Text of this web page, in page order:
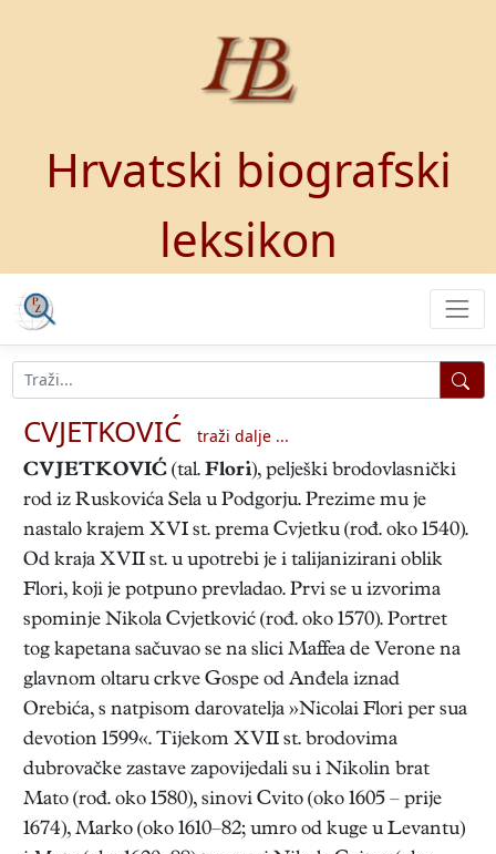
Hrvatski biografski
leksikon
CVJETKOVIĆ
traži dalje ...
CVJETKOVIĆ (tal. Flori), pelješki brodovlasnički
rod iz Ruskovića Sela u Podgorju. Prezime mu je
nastalo krajem XVI st. prema Cvjetku (rođ. oko 1540).
Od kraja XVII st. u upotrebi je i talijanizirani oblik
Flori, koji je potpuno prevladao. Prvi se u izvorima
spominje Nikola Cvjetković (rođ. oko 1570). Portret
tog kapetana sačuvao se na slici Maffea de Verone na
glavnom oltaru crkve Gospe od Anđela iznad
Orebića, s natpisom darovatelja »Nicolai Flori per sua
devotion 1599«. Tijekom XVII st. brodovima
dubrovačke zastave zapovijedali su i Nikolin brat
Mato (rođ. oko 1580), sinovi Cvito (oko 1605 – prije
1674), Marko (oko 1610–82; umro od kuge u Levantu)